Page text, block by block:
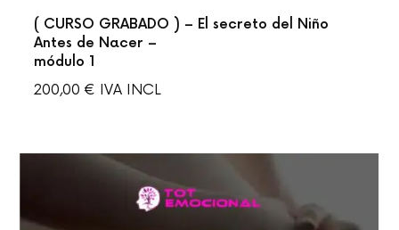
( CURSO GRABADO ) – El secreto del Niño
Antes de Nacer –
módulo 1
200,00 € IVA INCL